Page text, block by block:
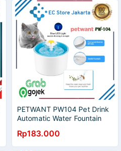
PETWANT PW104 Pet Drink
Automatic Water Fountain
Kucing Dan Anjing
Rp183.000